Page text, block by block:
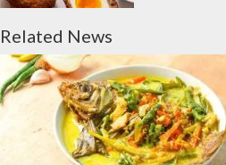
Related News